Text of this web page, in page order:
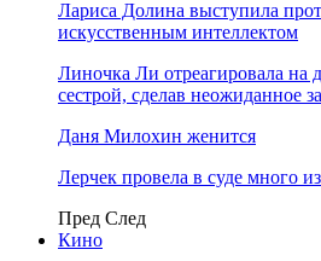
Лариса Долина выступила
искусственным интеллектом
Линочка Ли отреагировала на
сестрой, сделав неожиданное
Даня Милохин женится
Лерчек провела в суде много
Пред След
Кино